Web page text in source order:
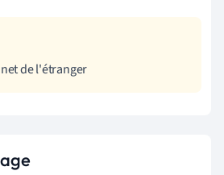
net de l'étranger